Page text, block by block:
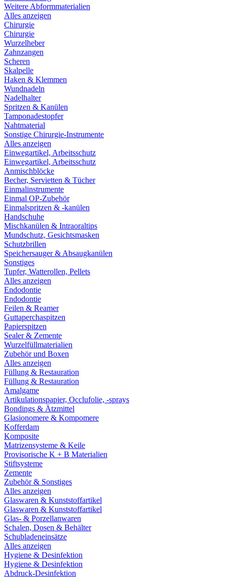
Weitere Abformmaterialien
Alles anzeigen
Chirurgie
Chirurgie
Wurzelheber
Zahnzangen
Scheren
Skalpelle
Haken & Klemmen
Wundnadeln
Nadelhalter
Spritzen & Kanülen
Tamponadestopfer
Nahtmaterial
Sonstige Chirurgie-Instrumente
Alles anzeigen
Einwegartikel, Arbeitsschutz
Einwegartikel, Arbeitsschutz
Anmischblöcke
Becher, Servietten & Tücher
Einmalinstrumente
Einmal OP-Zubehör
Einmalspritzen & -kanülen
Handschuhe
Mischkanülen & Intraoraltips
Mundschutz, Gesichtsmasken
Schutzbrillen
Speichersauger & Absaugkanülen
Sonstiges
Tupfer, Watterollen, Pellets
Alles anzeigen
Endodontie
Endodontie
Feilen & Reamer
Guttaperchaspitzen
Papierspitzen
Sealer & Zemente
Wurzelfüllmaterialien
Zubehör und Boxen
Alles anzeigen
Füllung & Restauration
Füllung & Restauration
Amalgame
Artikulationspapier, Occlufolie, -sprays
Bondings & Ätzmittel
Glasionomere & Kompomere
Kofferdam
Komposite
Matrizensysteme & Keile
Provisorische K + B Materialien
Stiftsysteme
Zemente
Zubehör & Sonstiges
Alles anzeigen
Glaswaren & Kunststoffartikel
Glaswaren & Kunststoffartikel
Glas- & Porzellanwaren
Schalen, Dosen & Behälter
Schubladeneinsätze
Alles anzeigen
Hygiene & Desinfektion
Hygiene & Desinfektion
Abdruck-Desinfektion